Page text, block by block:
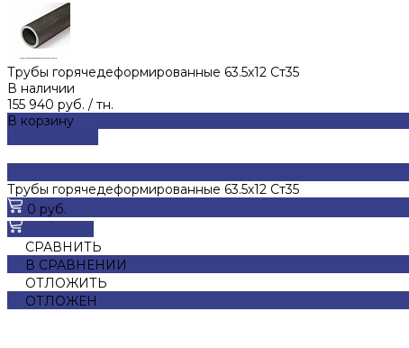
Трубы горячедеформированные 63.5х12 Ст35
В наличии
155 940 руб. / тн.
В корзину
Трубы горячедеформированные 63.5х12 Ст35
0 руб.
СРАВНИТЬ
В СРАВНЕНИИ
ОТЛОЖИТЬ
ОТЛОЖЕН